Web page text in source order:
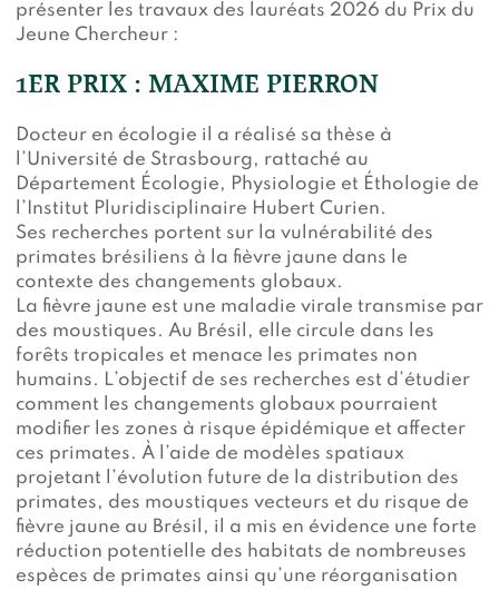
présenter les travaux des lauréats 2026 du Prix du
Jeune Chercheur :
1ER PRIX : MAXIME PIERRON
Docteur en écologie il a réalisé sa thèse à
l’Université de Strasbourg, rattaché au
Département Écologie, Physiologie et Éthologie de
l’Institut Pluridisciplinaire Hubert Curien.
Ses recherches portent sur la vulnérabilité des
primates brésiliens à la fièvre jaune dans le
contexte des changements globaux.
La fièvre jaune est une maladie virale transmise par
des moustiques. Au Brésil, elle circule dans les
forêts tropicales et menace les primates non
humains. L’objectif de ses recherches est d’étudier
comment les changements globaux pourraient
modifier les zones à risque épidémique et affecter
ces primates. À l’aide de modèles spatiaux
projetant l’évolution future de la distribution des
primates, des moustiques vecteurs et du risque de
fièvre jaune au Brésil, il a mis en évidence une forte
réduction potentielle des habitats de nombreuses
espèces de primates ainsi qu’une réorganisation